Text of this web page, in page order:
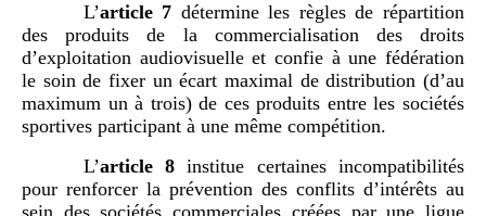
L’article 7 détermine les règles de répartition
des produits de la commercialisation des droits
d’exploitation audiovisuelle et confie à une fédération
le soin de fixer un écart maximal de distribution (d’au
maximum un à trois) de ces produits entre les sociétés
sportives participant à une même compétition.
L’article 8institue certaines incompatibilités
pour renforcer la prévention des conflits d’intérêts au